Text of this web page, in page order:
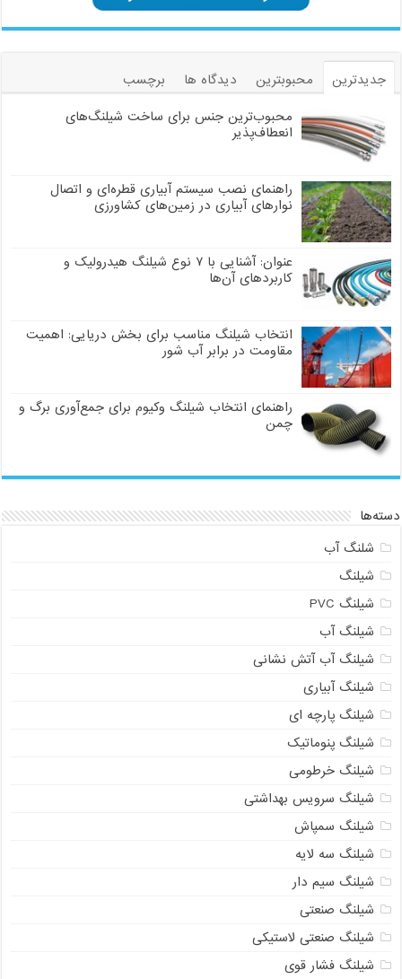
جدیدترین محبوبترین دیدگاه ها
برچسب
محبوب‌ترین جنس برای ساخت شیلنگ‌های
انعطاف‌پذیر
راهنمای نصب سیستم آبیاری قطره‌ای و اتصال
نوارهای آبیاری در زمین‌های کشاورزی
عنوان: آشنایی با ۷ نوع شیلنگ هیدرولیک و
کاربردهای آن‌ها
انتخاب شیلنگ مناسب برای بخش دریایی: اهمیت
مقاومت در برابر آب شور
راهنمای انتخاب شیلنگ وکیوم برای جمع‌آوری برگ و
چمن
دسته‌ها
شلنگ آب
شیلنگ
شیلنگ PVC
شیلنگ آب
شیلنگ آب آتش نشانی
شیلنگ آبیاری
شیلنگ پارچه ای
شیلنگ پنوماتیک
شیلنگ خرطومی
شیلنگ سرویس بهداشتی
شیلنگ سمپاش
شیلنگ سه لایه
شیلنگ سیم دار
شیلنگ صنعتی
شیلنگ صنعتی لاستیکی
شیلنگ فشار قوی